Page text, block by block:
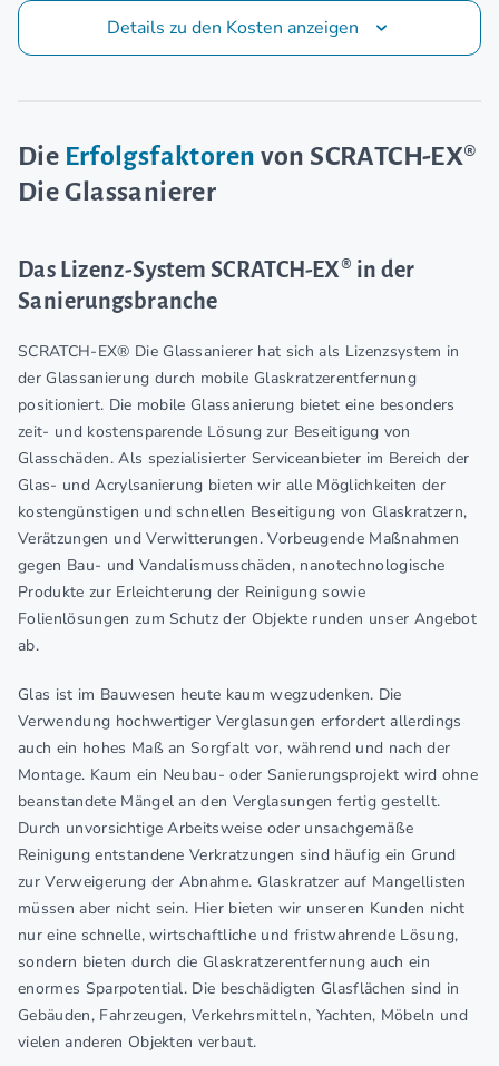
Details zu den Kosten anzeigen
Die Erfolgsfaktoren von SCRATCH-EX®
Die Glassanierer
Das Lizenz-System SCRATCH-EX® in der
Sanierungsbranche
SCRATCH-EX® Die Glassanierer hat sich als Lizenzsystem in
der Glassanierung durch mobile Glaskratzerentfernung
positioniert. Die mobile Glassanierung bietet eine besonders
zeit- und kostensparende Lösung zur Beseitigung von
Glasschäden. Als spezialisierter Serviceanbieter im Bereich der
Glas- und Acrylsanierung bieten wir alle Möglichkeiten der
kostengünstigen und schnellen Beseitigung von Glaskratzern,
Verätzungen und Verwitterungen. Vorbeugende Maßnahmen
gegen Bau- und Vandalismusschäden, nanotechnologische
Produkte zur Erleichterung der Reinigung sowie
Folienlösungen zum Schutz der Objekte runden unser Angebot
ab.
Glas ist im Bauwesen heute kaum wegzudenken. Die
Verwendung hochwertiger Verglasungen erfordert allerdings
auch ein hohes Maß an Sorgfalt vor, während und nach der
Montage. Kaum ein Neubau- oder Sanierungsprojekt wird ohne
beanstandete Mängel an den Verglasungen fertig gestellt.
Durch unvorsichtige Arbeitsweise oder unsachgemäße
Reinigung entstandene Verkratzungen sind häufig ein Grund
zur Verweigerung der Abnahme. Glaskratzer auf Mangellisten
müssen aber nicht sein. Hier bieten wir unseren Kunden nicht
nur eine schnelle, wirtschaftliche und fristwahrende Lösung,
sondern bieten durch die Glaskratzerentfernung auch ein
enormes Sparpotential. Die beschädigten Glasflächen sind in
Gebäuden, Fahrzeugen, Verkehrsmitteln, Yachten, Möbeln und
vielen anderen Objekten verbaut.